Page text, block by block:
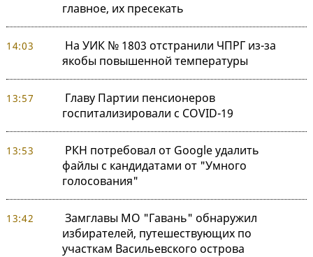
главное, их пресекать
14:03
На УИК № 1803 отстранили ЧПРГ из-за
якобы повышенной температуры
13:57
Главу Партии пенсионеров
госпитализировали с COVID-19
13:53
РКН потребовал от Google удалить
файлы с кандидатами от "Умного
голосования"
13:42
Замглавы МО "Гавань" обнаружил
избирателей, путешествующих по
участкам Васильевского острова